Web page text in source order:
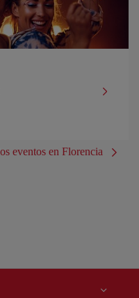
eventos en Florencia